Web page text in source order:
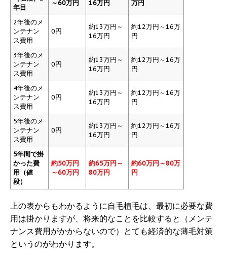
年目
～60万円
16万円
万円
2年後のメ
ンテナン
ス費用
0円
約13万円～
16万円
約12万円～16万
円
3年後のメ
ンテナン
ス費用
0円
約13万円～
16万円
約12万円～16万
円
4年後のメ
ンテナン
ス費用
0円
約13万円～
16万円
約12万円～16万
円
5年後のメ
ンテナン
ス費用
0円
約13万円～
16万円
約12万円～16万
円
5年間で掛
かった費
用（値
段）
約50万円
～60万円
約65万円～
80万円
約60万円～80万
円
上の表からもわかるように自毛植毛は、最初に必要な費
用は掛かりますが、将来的なことを比較すると（メンテ
ナンス費用がかからないので）とても経済的な薄毛対策
というのがわかります。